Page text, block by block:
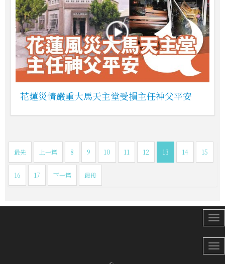
花蓮災情嚴重大馬天主堂受損主任神父平安
最先 上一篇 8 9 10 11 12 13 14 15
16 17 下一篇 最後